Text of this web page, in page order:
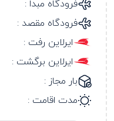
فرودگاه مبدا :
فرودگاه مقصد :
ایرلاین رفت :
ایرلاین برگشت :
بار مجاز :
مدت اقامت :